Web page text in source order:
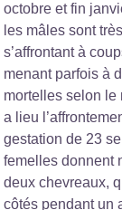
octobre et fin
les mâles sont
s’affrontant à
menant parfois à
mortelles selon
a lieu
gestation de 23
femelles donnent
deux chevreaux,
côtés pendant un